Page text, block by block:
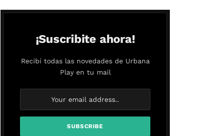
¡Suscribite ahora!
Recibí todas las novedades de Urbana
Play en tu mail